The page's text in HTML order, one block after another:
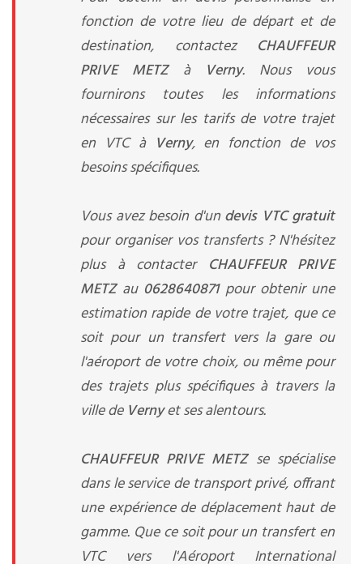
fonction de votre lieu de départ et de
destination, contactez CHAUFFEUR
PRIVE METZ à Verny. Nous vous
fournirons toutes les informations
nécessaires sur les tarifs de votre trajet
en VTC à Verny, en fonction de vos
besoins spécifiques.
Vous avez besoin d'un devis VTC gratuit
pour organiser vos transferts ? N'hésitez
plus à contacter CHAUFFEUR PRIVE
METZ au 0628640871pour obtenir une
estimation rapide de votre trajet, que ce
soit pour un transfert vers la gare ou
l'aéroport de votre choix, ou même pour
des trajets plus spécifiques à travers la
ville de Vernyet ses alentours.
CHAUFFEUR PRIVE METZ se spécialise
dans le service de transport privé, offrant
une expérience de déplacement haut de
gamme. Que ce soit pour un transfert en
VTC vers l'Aéroport International